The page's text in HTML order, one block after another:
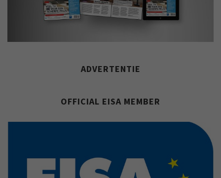
ADVERTENTIE
OFFICIAL EISA MEMBER